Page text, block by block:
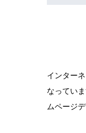
インター
なってい
ムページ